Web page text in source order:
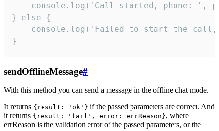
console.log('Call started, phone: ',
} else {
console.log('Failed to start the
}
sendOfflineMessage#
With this method you can send a message in the offline chat mode.
It returns {result: 'ok'} if the passed parameters are correct. And
it returns {result: 'fail', error: errReason}, where
errReason is the validation error of the passed parameters, or the